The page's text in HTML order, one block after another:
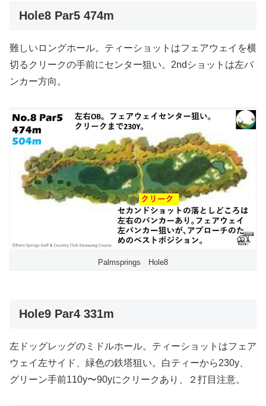
Hole8 Par5 474m
難しいロングホール。ティーショットはフェアウェイを横
切るクリークの手前にセンター狙い。2ndショットは左バ
ンカー方向。
Palmsprings Hole8
Hole9 Par4 331m
左ドッグレッグのミドルホール。ティーショットはフェア
ウェイ左サイド、緑色の鉄塔狙い。白ティーから230y、
グリーン手前110y〜90yにクリークあり、２打目注意。